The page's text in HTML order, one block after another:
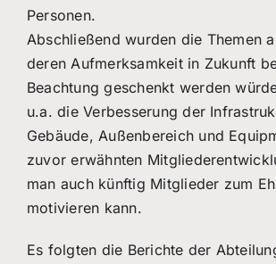
Personen.
Abschließend wurden die Themen
deren Aufmerksamkeit in Zukunft
Beachtung geschenkt werden
u.a. die Verbesserung der
Gebäude, Außenbereich und
zuvor erwähnten
man auch künftig Mitglieder zum
motivieren kann.
Es folgten die Berichte der